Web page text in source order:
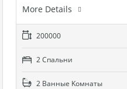
More Details
200000
2 Cпальни
2 Bанные Kомнаты